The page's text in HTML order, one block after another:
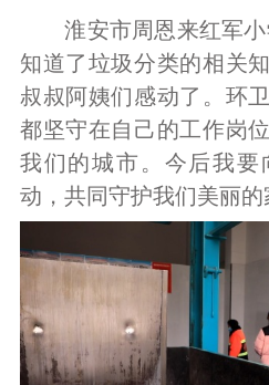
淮安市周恩来红军小
知道了垃圾分类的相关
叔叔阿姨们感动了。环
都坚守在自己的工作岗
我们的城市。今后我要
动，共同守护我们美丽的